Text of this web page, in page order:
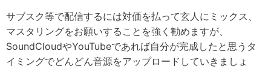
サブスク等で配信するには対価を払って玄人にミックス、
マスタリングをお願いすることを強く勧めますが、
SoundCloudやYouTubeであれば自分が完成したと思うタ
イミングでどんどん音源をアップロードしていきましょ